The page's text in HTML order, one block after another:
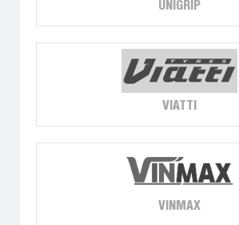
UNIGRIP
VIATTI
VINMAX